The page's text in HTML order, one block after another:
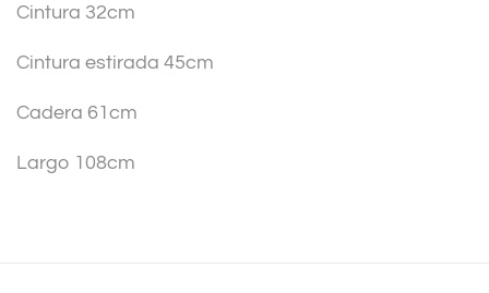
Cintura 32cm
Cintura estirada 45cm
Cadera 61cm
Largo 108cm